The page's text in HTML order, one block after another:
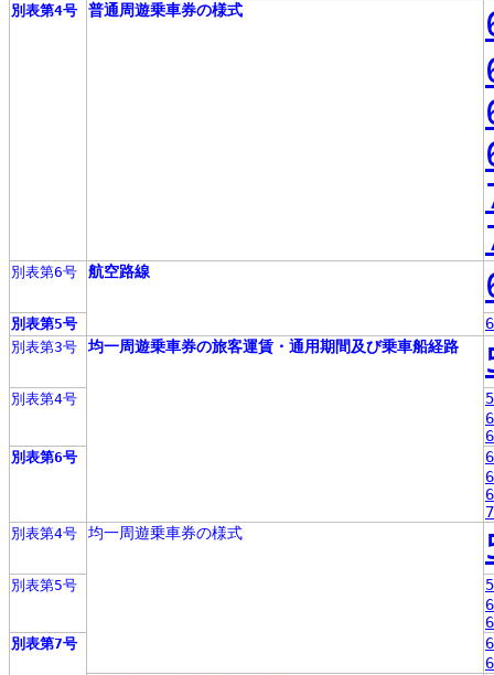
別表第4号 普通周遊乗車券の様式
別表第6号 航空路線
別表第5号
別表第3号 均一周遊乗車券の旅客運賃・通用期間及び乗車船経路
別表第4号
別表第6号
別表第4号 均一周遊乗車券の様式
別表第5号
別表第7号